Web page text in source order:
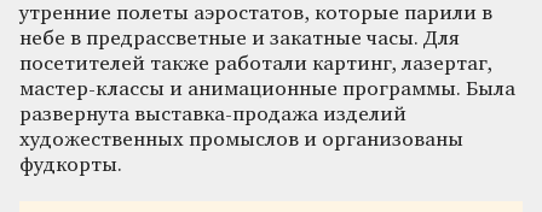
утренние полеты аэростатов, которые парили в
небе в предрассветные и закатные часы. Для
посетителей также работали картинг, лазертаг,
мастер-классы и анимационные программы. Была
развернута выставка-продажа изделий
художественных промыслов и организованы
фудкорты.